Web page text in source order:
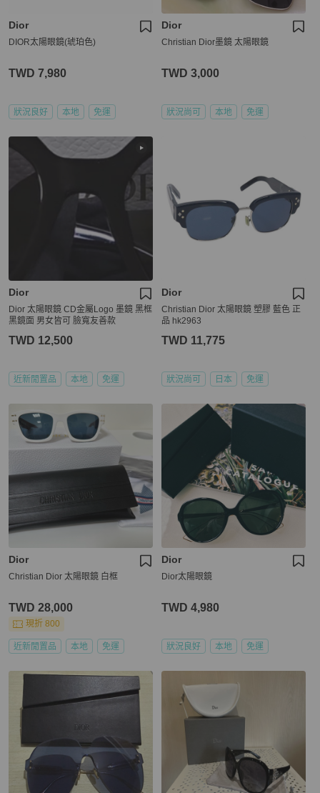
Dior
DIOR太陽眼鏡(琥珀色)
TWD 7,980
狀況良好 本地 免運
Dior
Christian Dior墨鏡 太陽眼鏡
TWD 3,000
狀況尚可 本地 免運
Dior
Dior 太陽眼鏡 CD金屬Logo 墨鏡 黑框
黑鏡面 男女皆可 臉寬友善款
TWD 12,500
近新閒置品 本地 免運
Dior
Christian Dior 太陽眼鏡 塑膠 藍色 正
品 hk2963
TWD 11,775
狀況尚可 日本 免運
Dior
Christian Dior 太陽眼鏡 白框
TWD 28,000
現折 800
近新閒置品 本地 免運
Dior
Dior太陽眼鏡
TWD 4,980
狀況良好 本地 免運